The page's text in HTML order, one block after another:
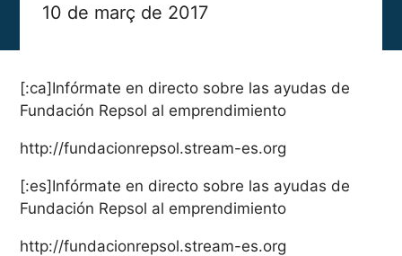
10 de març de 2017
[:ca]Infórmate en directo sobre las ayudas de
Fundación Repsol al emprendimiento
http://fundacionrepsol.stream-es.org
[:es]Infórmate en directo sobre las ayudas de
Fundación Repsol al emprendimiento
http://fundacionrepsol.stream-es.org